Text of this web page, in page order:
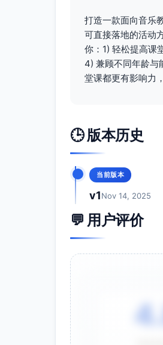
节奏控制：
使用稳定
差异化策略：
初学幼儿：
突发情况应对：
孩子情绪激
评估标准
节拍稳定度（
安全与规范
参与度（量
延伸活动：
打造一款面向音乐
可直接落地的活动
你：1) 轻松提高课
4) 兼顾不同年龄与
堂课都更有影响力
🕒 版本历史
当前版本
v1Nov 14, 2025
💬 用户评价